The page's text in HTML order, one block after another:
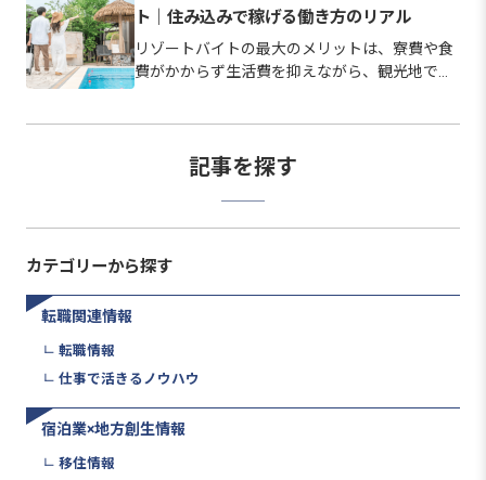
ら始められる職場も少なくありません。 この記
事では、仕事内容の全体像と…
ト｜住み込みで稼げる働き方のリアル
リゾートバイトの最大のメリットは、寮費や食
費がかからず生活費を抑えながら、観光地で暮
が生じやすいのも事実です。 …
記事を探す
カテゴリーから探す
転職関連情報
転職情報
仕事で活きるノウハウ
宿泊業×地方創生情報
移住情報